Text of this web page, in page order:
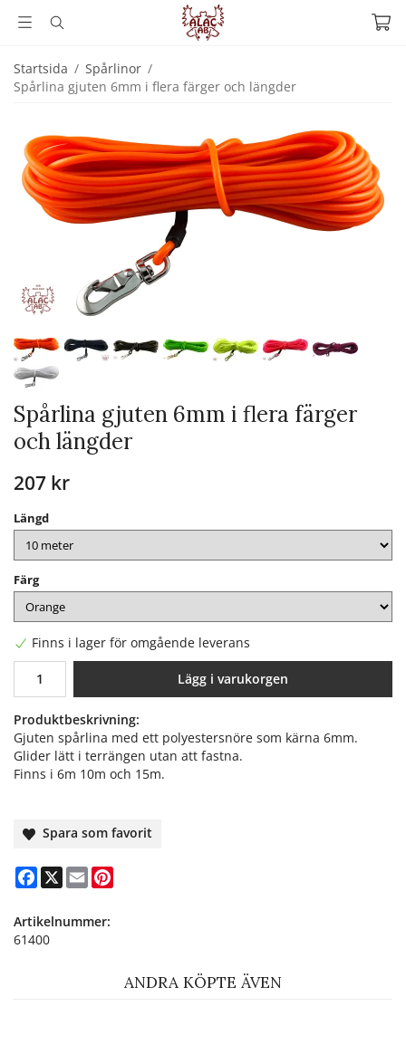
Startsida / Spårlinor /
Spårlina gjuten 6mm i flera färger och längder
Spårlina gjuten 6mm i flera färger
och längder
207 kr
Längd
Färg
Finns i lager för omgående leverans
Lägg i varukorgen
Produktbeskrivning:
Gjuten spårlina med ett polyestersnöre som kärna 6mm.
Glider lätt i terrängen utan att fastna.
Finns i 6m 10m och 15m.
Spara som favorit
Facebook
X Email
Artikelnummer:
61400
ANDRA KÖPTE ÄVEN